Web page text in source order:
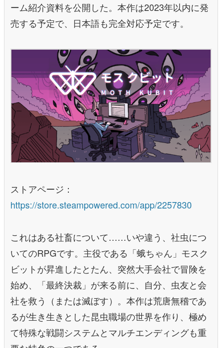
ーム紹介資料を公開した。本作は2023年以内に発
売する予定で、日本語も完全対応予定です。
ストアページ：
https://store.steampowered.com/app/2257830
これはある社畜について……いや違う、社虫につ
いてのRPGです。主役である「蛾ちゃん」モスク
ビットが昇進したとたん、突然大手会社で冒険を
始め、「最終決裁」が来る前に、自分、虫友と会
社を救う（または滅ぼす）。本作は荒唐無稽であ
るが生き生きとした昆虫職場の世界を作り、極め
て特殊な戦闘システムとマルチエンディングも重